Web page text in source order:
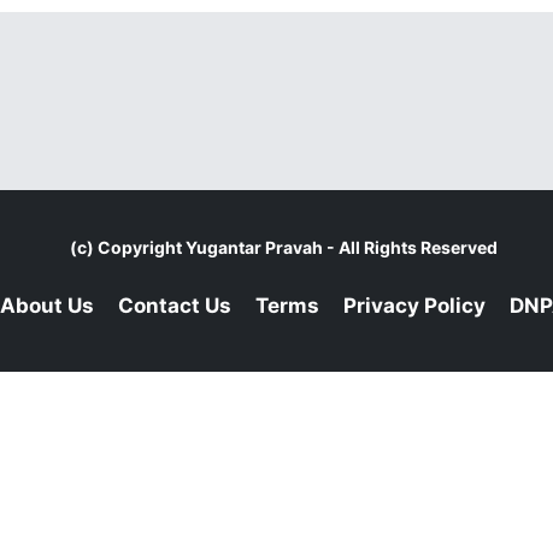
(c) CopyrightYugantar Pravah - All Rights Reserved
About Us Contact Us Terms Privacy Policy